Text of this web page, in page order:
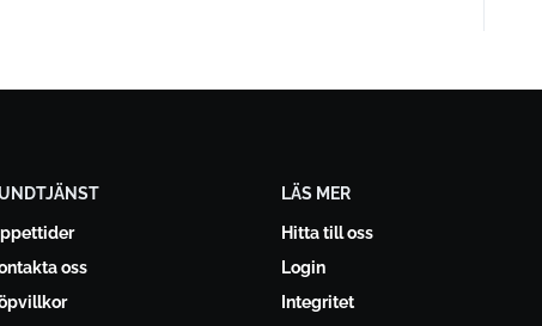
oss
LÄS MER
Hitta till oss
Login
Integritet